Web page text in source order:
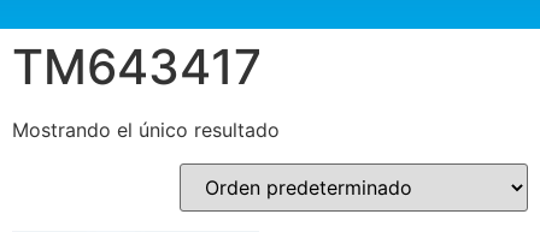
TM643417
Mostrando el único resultado